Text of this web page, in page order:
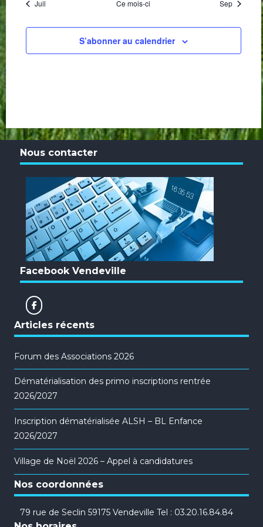
Juil Ce mois-ci Sep
S’abonner au calendrier
Nous contacter
Facebook Vendeville
Articles récents
Forum des Associations 2026
Dématérialisation des primo inscriptions rentrée
2026/2027
Inscription dématérialisée ALSH – BL Enfance
2026/2027
Village de Noël 2026 – Appel à candidatures
Nos coordonnées
79 rue de Seclin 59175 Vendeville Tel : 03.20.16.84.84